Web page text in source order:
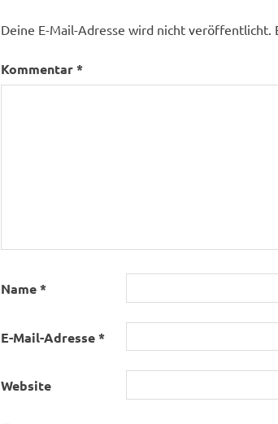
Deine E-Mail-Adresse wird nicht veröffentlicht.
Kommentar*
Name*
E-Mail-Adresse*
Website